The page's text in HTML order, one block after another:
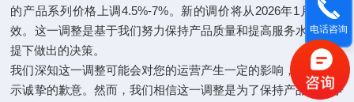
的产品系列价格上调4.5%-7%。新的调价将从2026年1月1日生
效。这一调整是基于我们努力保持产品质量和提高服务水准的前
提下做出的决策。
我们深知这一调整可能会对您的运营产生一定的影响，并对此表
示诚挚的歉意。然而，我们相信这一调整是为了保持产品的竞争
电话咨询